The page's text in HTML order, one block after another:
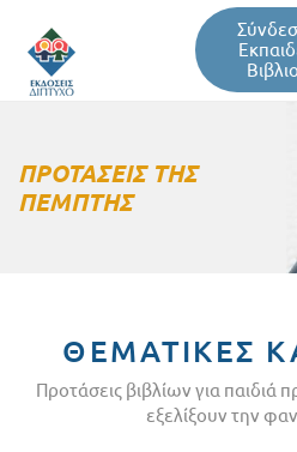
Σεμινάρια / Συνέδρια
ΠΡΟΤΑΣΕΙΣ ΤΗΣ
ΠΕΜΠΤΗΣ
ΘΕΜΑΤΙΚΕΣ
Προτάσεις βιβλίων για παιδιά
εξελίξουν την